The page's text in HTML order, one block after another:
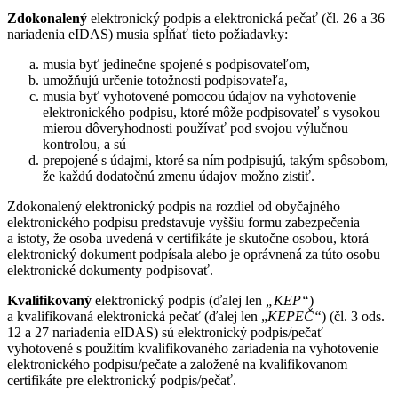
Zdokonalený elektronický podpis a elektronická pečať (čl. 26 a 36
nariadenia eIDAS) musia spĺňať tieto požiadavky:
musia byť jedinečne spojené s podpisovateľom,
umožňujú určenie totožnosti podpisovateľa,
musia byť vyhotovené pomocou údajov na vyhotovenie
elektronického podpisu, ktoré môže podpisovateľ s vysokou
mierou dôveryhodnosti používať pod svojou výlučnou
kontrolou, a sú
prepojené s údajmi, ktoré sa ním podpisujú, takým spôsobom,
že každú dodatočnú zmenu údajov možno zistiť.
Zdokonalený elektronický podpis na rozdiel od obyčajného
elektronického podpisu predstavuje vyššiu formu zabezpečenia
a istoty, že osoba uvedená v certifikáte je skutočne osobou, ktorá
elektronický dokument podpísala alebo je oprávnená za túto osobu
elektronické dokumenty podpisovať.
Kvalifikovaný elektronický podpis (ďalej len „KEP“)
a kvalifikovaná elektronická pečať (ďalej len „KEPEČ“) (čl. 3 ods.
12 a 27 nariadenia eIDAS) sú elektronický podpis/pečať
vyhotovené s použitím kvalifikovaného zariadenia na vyhotovenie
elektronického podpisu/pečate a založené na kvalifikovanom
certifikáte pre elektronický podpis/pečať.